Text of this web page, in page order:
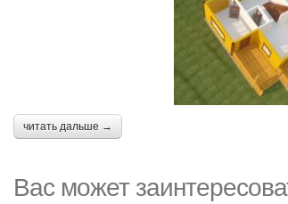
читать дальше →
Вас может